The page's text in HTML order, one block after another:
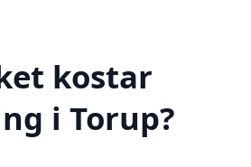
kostar
i Torup?